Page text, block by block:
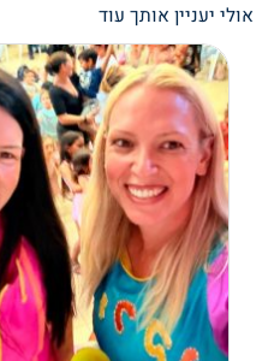
אולי יעניין אותך עוד